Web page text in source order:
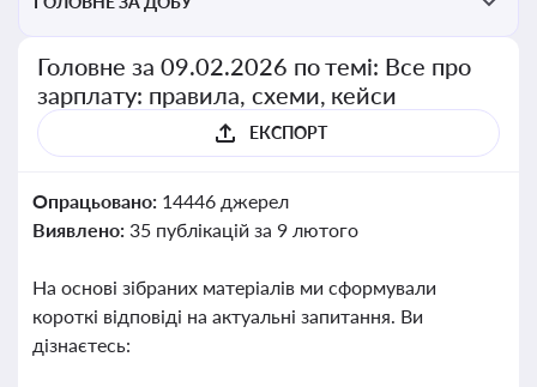
Головне за 09.02.2026 по темі: Все про
зарплату: правила, схеми, кейси
ЕКСПОРТ
Опрацьовано: 14446 джерел
Виявлено: 35 публікацій за 9 лютого
На основі зібраних матеріалів ми сформували
короткі відповіді на актуальні запитання. Ви
дізнаєтесь: